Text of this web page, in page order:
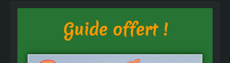
Guide offert !